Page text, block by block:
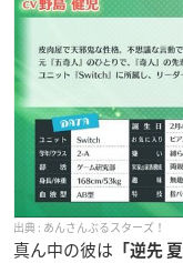
あんさんぶるスターズ！
真ん中の彼は 「逆先